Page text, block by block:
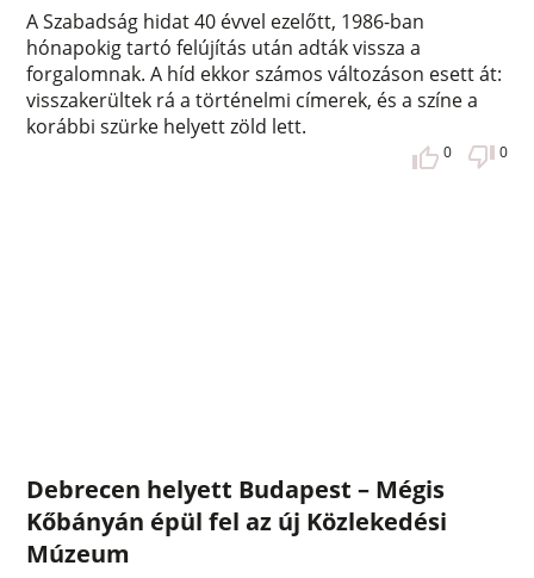
A Szabadság hidat 40 évvel ezelőtt, 1986-ban
hónapokig tartó felújítás után adták vissza a
forgalomnak. A híd ekkor számos változáson esett át:
visszakerültek rá a történelmi címerek, és a színe a
korábbi szürke helyett zöld lett.
0 0
Debrecen helyett Budapest – Mégis
Kőbányán épül fel az új Közlekedési
Múzeum